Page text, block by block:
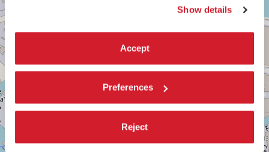
Show details
Accept
Preferences
Reject
SESTIERE
CASTELLO
CAMPO
DELLA
TANA,
2169/F
30122
VENEZIA
TEL.
0415218711
info@labiennale.org